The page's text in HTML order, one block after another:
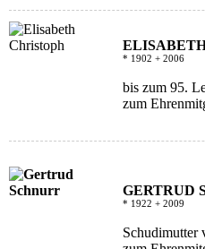
* 1902 + 2006
bis zum 95.
zum
GERTRUD
* 1922 + 2009
Schudimutter